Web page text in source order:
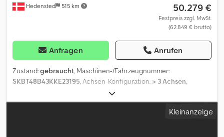
Hedensted 515 km 50.279 €
Festpreis zzgl. MwSt.
(62.849 € brutto)
Anfragen Anrufen
Zustand:gebraucht, Maschinen-/Fahrzeugnummer:
SKBT48B43KKE23195, Achsen-Konfiguration: > 3 Achsen,
, Laderaumbreite:
Laderaumhöhe:2.100 mm, Baujahr:2019, = Weitere Optionen und
Zubehör = - Luftfederung hinten - Luftfederung vorn = Weitere
Kleinanzeige